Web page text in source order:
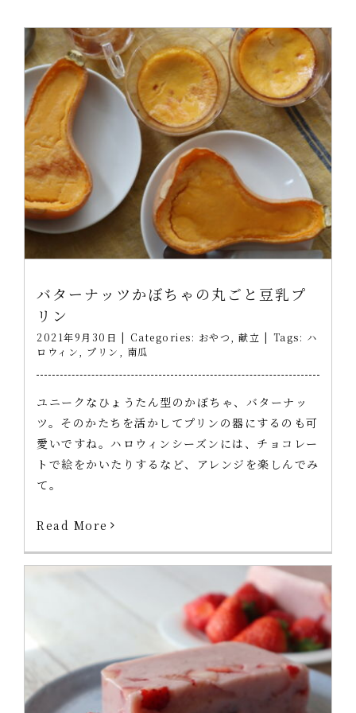
バターナッツかぼちゃの丸ごと豆乳プ
リン
2021年9月30日 | Categories: おやつ 献立 | Tags: ハ
ロウィン
プリン 南瓜
ユニークなひょうたん型のかぼちゃ、バターナッ
ツ。そのかたちを活かしてプリンの器にするのも可
愛いですね。ハロウィンシーズンには、チョコレー
トで絵をかいたりするなど、アレンジを楽しんでみ
て。
Read More